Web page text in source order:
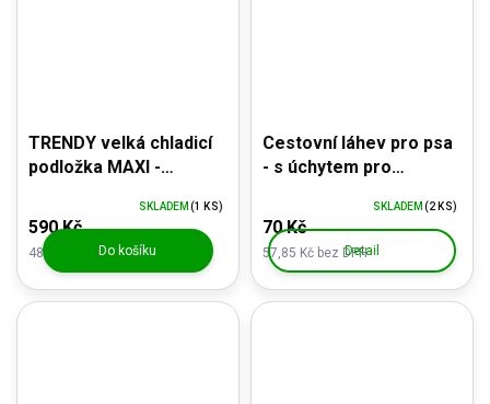
TRENDY velká chladicí
podložka MAXI -
487,60 Kč bez DPH
590 Kč
SKLADEM (1 KS)
Do košíku
Cestovní láhev pro psa
- s úchytem pro
57,85 Kč bez DPH
70 Kč
SKLADEM (2 KS)
Detail